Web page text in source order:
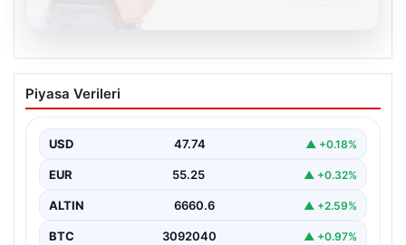
08.08.2026
Kelebek.Org İle Sanal İletişimin Güvenli
Adresi Ve Sohbet Deneyimi
kurması kritik bir değer ifade etmektedir. Halen…
Piyasa Verileri
USD 47.74 ▲ +0.18%
EUR 55.25 ▲ +0.32%
ALTIN 6660.6 ▲ +2.59%
BTC 3092040 ▲ +0.97%